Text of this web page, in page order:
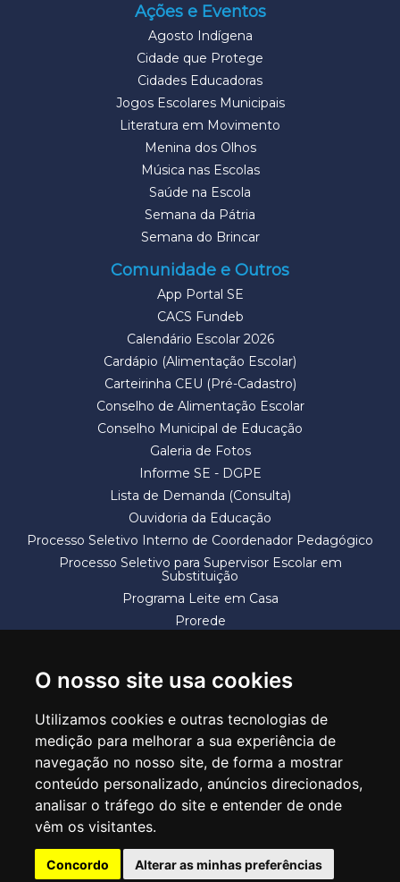
O nosso site usa cookies
Utilizamos cookies e outras tecnologias de
medição para melhorar a sua experiência de
navegação no nosso site, de forma a mostrar
conteúdo personalizado, anúncios direcionados,
analisar o tráfego do site e entender de onde
vêm os visitantes.
Concordo Alterar as minhas preferências
Ações e Eventos
Agosto Indígena
Cidade que Protege
Cidades Educadoras
Jogos Escolares Municipais
Literatura em Movimento
Menina dos Olhos
Música nas Escolas
Saúde na Escola
Semana da Pátria
Semana do Brincar
Comunidade e Outros
App Portal SE
CACS Fundeb
Calendário Escolar 2026
Cardápio (Alimentação Escolar)
Carteirinha CEU (Pré-Cadastro)
Conselho de Alimentação Escolar
Conselho Municipal de Educação
Galeria de Fotos
Informe SE - DGPE
Lista de Demanda (Consulta)
Ouvidoria da Educação
Processo Seletivo Interno de Coordenador Pedagógico
Processo Seletivo para Supervisor Escolar em
Substituição
Programa Leite em Casa
Prorede
SECRETARIA DE EDUCAÇÃO
Rua Claudino Barbosa, 313 - Macedo - Guarulhos/SP CEP 07113-040
Central de Atendimento: *55 11 2475-7300